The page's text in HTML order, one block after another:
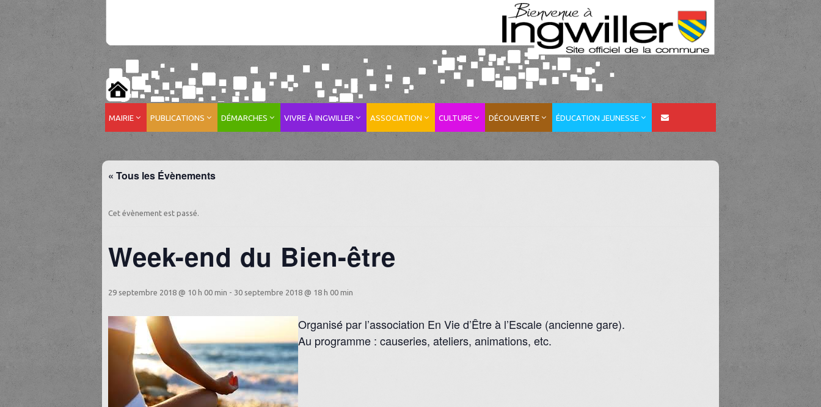
MAIRIE PUBLICATIONS DÉMARCHES VIVRE À INGWILLER ASSOCIATION CULTURE DÉCOUVERTE ÉDUCATION JEUNESSE
« Tous les Évènements
Cet évènement est passé.
Week-end du Bien-être
29 septembre 2018 @ 10 h 00 min - 30 septembre 2018 @ 18 h 00 min
Organisé par l’association En Vie d’Être à l’Escale (ancienne gare).
Au programme : causeries, ateliers, animations, etc.